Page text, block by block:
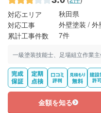
対応エリア
秋田県
対応工事
外壁塗装 / 外
累計工事件数
7件
一級塗装技能士、足場組立作業
金額を知る